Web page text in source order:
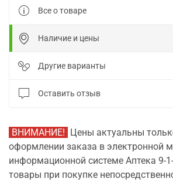
Все о товаре
Наличие и цены
Другие варианты
Оставить отзыв
ВНИМАНИЕ! Цены актуальны
оформлении заказа в электронной
информационной системе Аптека 9-
товары при покупке